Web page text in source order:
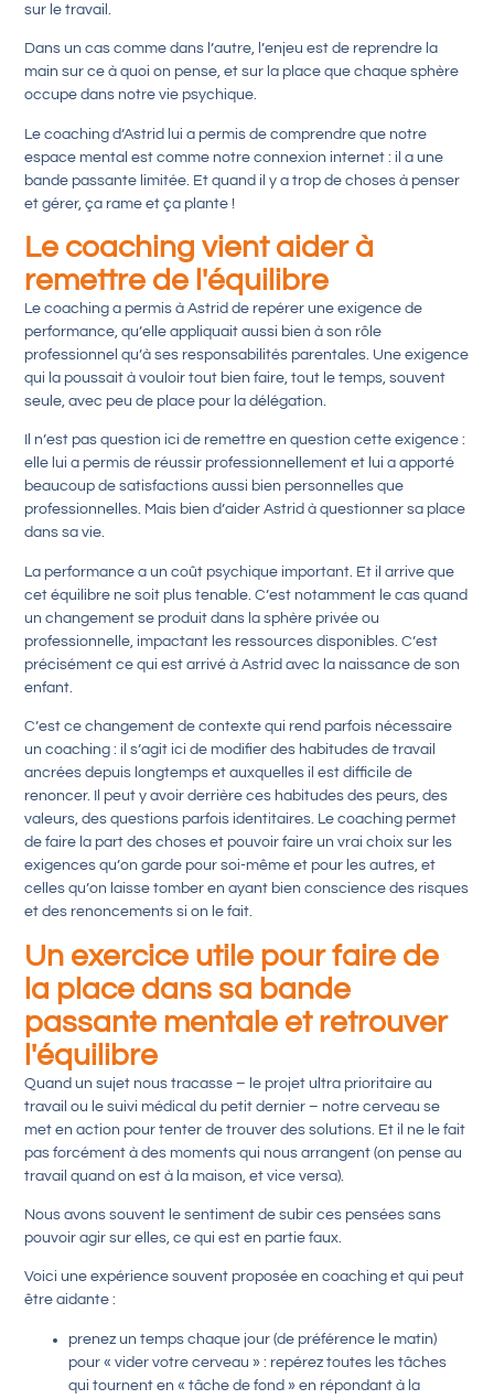
sur le travail.
Dans un cas comme dans l’autre, l’enjeu est de reprendre la
main sur ce à quoi on pense, et sur la place que chaque sphère
occupe dans notre vie psychique.
Le coaching d’Astrid lui a permis de comprendre que notre
espace mental est comme notre connexion internet : il a une
bande passante limitée. Et quand il y a trop de choses à penser
et gérer, ça rame et ça plante !
Le coaching vient aider à
remettre de l'équilibre
Le coaching a permis à Astrid de repérer une exigence de
performance, qu’elle appliquait aussi bien à son rôle
professionnel qu’à ses responsabilités parentales. Une exigence
qui la poussait à vouloir tout bien faire, tout le temps, souvent
seule, avec peu de place pour la délégation.
Il n’est pas question ici de remettre en question cette exigence :
elle lui a permis de réussir professionnellement et lui a apporté
beaucoup de satisfactions aussi bien personnelles que
professionnelles. Mais bien d’aider Astrid à questionner sa place
dans sa vie.
La performance a un coût psychique important. Et il arrive que
cet équilibre ne soit plus tenable. C’est notamment le cas quand
un changement se produit dans la sphère privée ou
professionnelle, impactant les ressources disponibles. C’est
précisément ce qui est arrivé à Astrid avec la naissance de son
enfant.
C’est ce changement de contexte qui rend parfois nécessaire
un coaching : il s’agit ici de modifier des habitudes de travail
ancrées depuis longtemps et auxquelles il est difficile de
renoncer. Il peut y avoir derrière ces habitudes des peurs, des
valeurs, des questions parfois identitaires. Le coaching permet
de faire la part des choses et pouvoir faire un vrai choix sur les
exigences qu’on garde pour soi-même et pour les autres, et
celles qu’on laisse tomber en ayant bien conscience des risques
et des renoncements si on le fait.
Un exercice utile pour faire de
la place dans sa bande
passante mentale et retrouver
l'équilibre
Quand un sujet nous tracasse – le projet ultra prioritaire au
travail ou le suivi médical du petit dernier – notre cerveau se
met en action pour tenter de trouver des solutions. Et il ne le fait
pas forcément à des moments qui nous arrangent (on pense au
travail quand on est à la maison, et vice versa).
Nous avons souvent le sentiment de subir ces pensées sans
pouvoir agir sur elles, ce qui est en partie faux.
Voici une expérience souvent proposée en coaching et qui peut
être aidante :
prenez un temps chaque jour (de préférence le matin)
pour « vider votre cerveau » : repérez toutes les tâches
qui tournent en « tâche de fond » en répondant à la